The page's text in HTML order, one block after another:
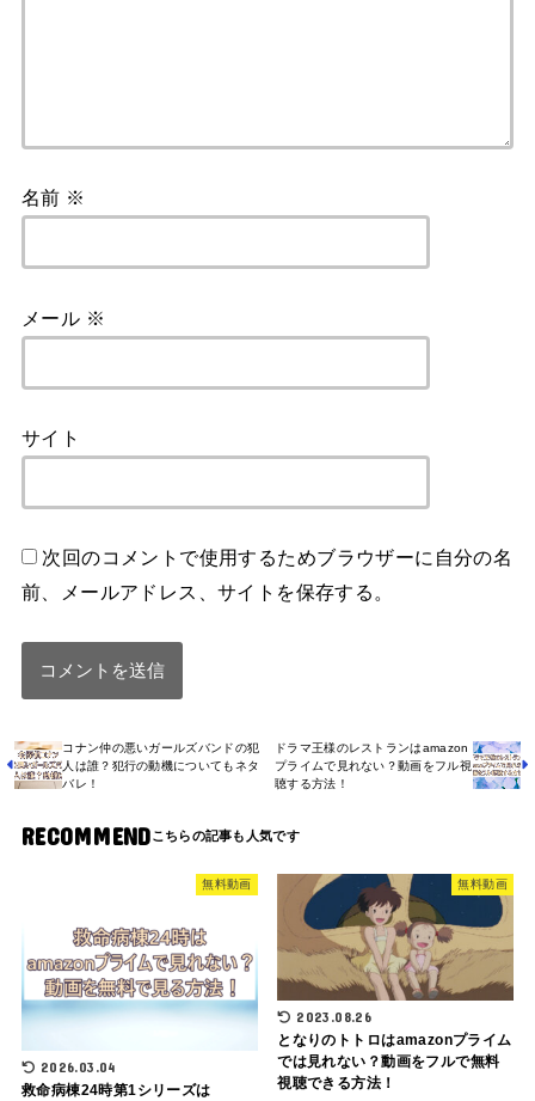
名前 ※
メール ※
サイト
次回のコメントで使用するためブラウザーに自分の名
前、メールアドレス、サイトを保存する。
コナン仲の悪いガールズバンドの犯
人は誰？犯行の動機についてもネタ
バレ！
ドラマ王様のレストランはamazon
プライムで見れない？動画をフル視
聴する方法！
RECOMMEND
無料動画
2026.03.04
救命病棟24時第1シリーズは
無料動画
2023.08.26
となりのトトロはamazonプライム
では見れない？動画をフルで無料
視聴できる方法！